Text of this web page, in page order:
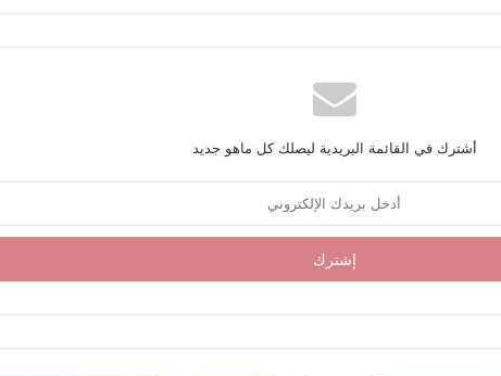
أشترك في القائمة البريدية ليصلك كل ماهو جديد